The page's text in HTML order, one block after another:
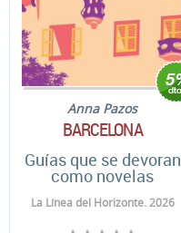
Anna Pazos
BARCELONA
Guías que se devoran
como novelas
La Línea del Horizonte. 2026